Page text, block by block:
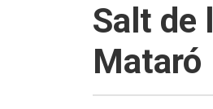
Salt de
Mataró